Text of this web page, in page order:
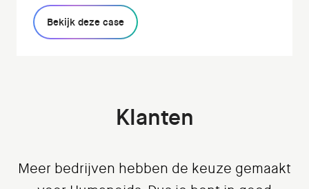
leren filosoferen: de
Verwondermethode. Wij realiseerden
Bekijk deze case
Klanten
Meer bedrijven hebben de keuze gemaakt